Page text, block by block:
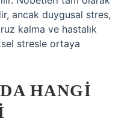
ancak duygusal stres,
kalma ve hastalık
stresle ortaya
HANGI